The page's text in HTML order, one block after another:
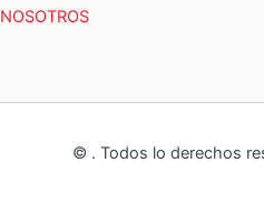
NOSOTROS
© . Todos lo derechos